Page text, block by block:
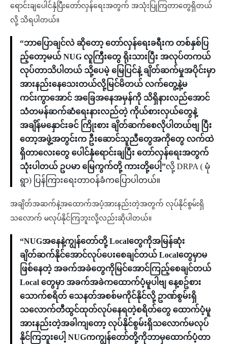
ရောင်းချပေါင်နှံပြီးတော်လှန်ရေးအတွက် အသုံးပြုကြတာတွေရှိတယ်
လို့ သိရပါတယ်။
“ဘာပြောချင်လဲ ဆိုတော့ တော်လှန်ရေးခရီးက တစ်နှစ်ပြ
ည့်တော့မယ် NUG လူကြီးတွေ ရိုးသားပြီး အလုပ်တကယ်
လုပ်တာသိပါတယ် သို့ပေမဲ့ မြေပြင်နဲ့ ချိတ်ဆက်မှုအပိုင်းမှာ
အားနည်းနေသေးတယ်လို့မြင်မိတယ် လက်တွေ့နဲ့မ
ကင်းကွာအောင် အခြေအနေအမှန်ကို သိရှိနားလည်အောင်
သံတမန်ဆက်ဆံရေးနားလည်တဲ့ ကိုယ်စားလှယ်တွေနဲ့
အချိန်မနှောင်းခင် ကြိုးစား ချိတ်ဆက်စေလိုပါတယ်ဗျ ပြီး
တော့အဖွဲ့အတွင်းက ဦးဆောင်သူညီတွေအကိုတွေ လက်ထဲ
ရှိတာလေးတွေ ပေါင်နှံရောင်းချပြီး တော်လှန်ရေးအတွက်
သုံးပါတယ် ဥပမာ မြေကွက်တို့ ကားတို့ပေါ့”လို့ DRPA ( မုံ
ရွာ) ပြန်ကြားရေးတာဝန်ခံကပြောပါတယ်။
အချိတ်အဆက်နဲ့အထောက်အပံ့အားနည်းတဲ့အတွက် လုပ်နိုင်စွမ်းရှိ
သလောက် မလုပ်နိုင်ကြဘူးလို့လည်းဆိုပါတယ်။
“NUGအနေနဲ့ကျွန်တော်တို့ Localတွေကိုအမြန်ဆုံး
ချိတ်ဆက်နိုင်အောင်လုပ်ပေးစေချင်တယ် Localတွေမှာမ
ဖြစ်နေတဲ့ အခက်အခဲတွေကိုမြင်အောင်ကြည့်စေချင်တယ်
Local တွေမှာ အခက်အခဲကထောက်ပံ့မူပါဗျ နေ့စဥ်စား
သောက်စရိတ် သေနတ်အစစ်မကိုင်နိုင်လို့ ဥာဏ်စွမ်းရှိ
သလောက်တီထွင်ထုတ်လုပ်နေရတဲ့စရိတ်တွေ ထောက်ပံ့မူ
အားနည်းတဲ့အခါကျတော့ လုပ်နိုင်စွမ်းရှိသလောက်မလုပ်
နိုင်ကြဘူးပေါ့ NUGကကျွန်တော်တို့ကိုဘာမှထောက်ပံ့တာ